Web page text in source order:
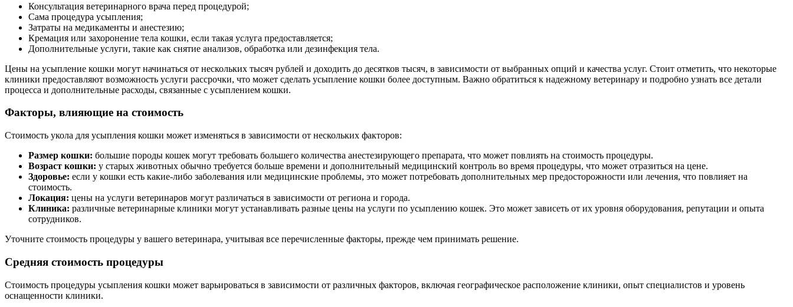
Консультация ветеринарного врача перед процедурой;
Сама процедура усыпления;
Затраты на медикаменты и анестезию;
Кремация или захоронение тела кошки, если такая услуга предоставляется;
Дополнительные услуги, такие как снятие анализов, обработка или дезинфекция тела.
Цены на усыпление кошки могут начинаться от нескольких тысяч рублей и доходить до десятков тысяч, в зависимости от выбранных опций и качества услуг. Стоит отметить, что некоторые
клиники предоставляют возможность услуги рассрочки, что может сделать усыпление кошки более доступным. Важно обратиться к надежному ветеринару и подробно узнать все детали
процесса и дополнительные расходы, связанные с усыплением кошки.
Факторы, влияющие на стоимость
Стоимость укола для усыпления кошки может изменяться в зависимости от нескольких факторов:
Размер кошки: большие породы кошек могут требовать большего количества анестезирующего препарата, что может повлиять на стоимость процедуры.
Возраст кошки: у старых животных обычно требуется больше времени и дополнительный медицинский контроль во время процедуры, что может отразиться на цене.
Здоровье: если у кошки есть какие-либо заболевания или медицинские проблемы, это может потребовать дополнительных мер предосторожности или лечения, что повлияет на
стоимость.
Локация: цены на услуги ветеринаров могут различаться в зависимости от региона и города.
Клиника: различные ветеринарные клиники могут устанавливать разные цены на услуги по усыплению кошек. Это может зависеть от их уровня оборудования, репутации и опыта
сотрудников.
Уточните стоимость процедуры у вашего ветеринара, учитывая все перечисленные факторы, прежде чем принимать решение.
Средняя стоимость процедуры
Стоимость процедуры усыпления кошки может варьироваться в зависимости от различных факторов, включая географическое расположение клиники, опыт специалистов и уровень
оснащенности клиники.